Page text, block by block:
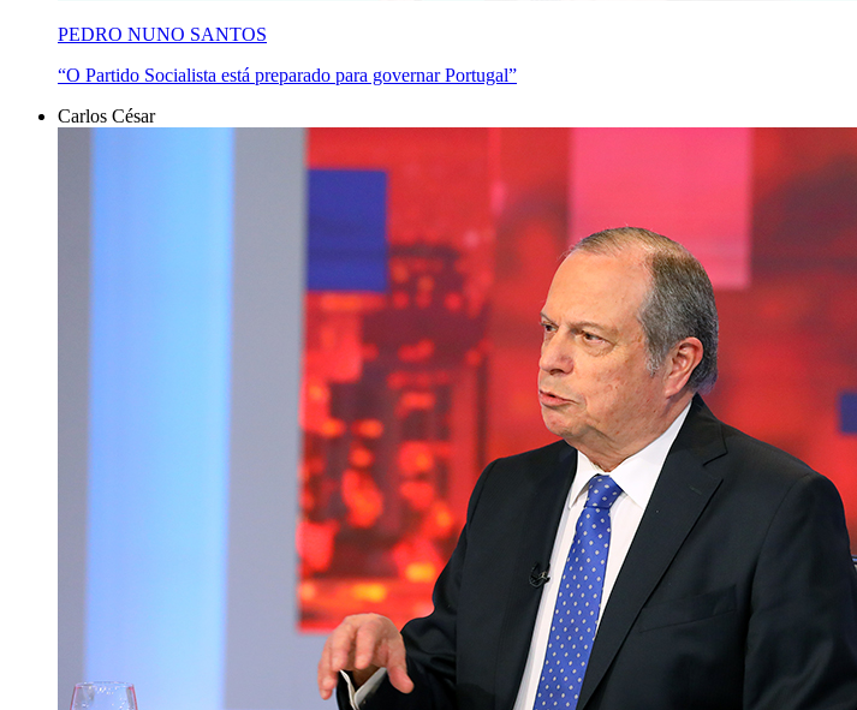
PEDRO NUNO SANTOS
“O Partido Socialista está preparado para governar Portugal”
Carlos César